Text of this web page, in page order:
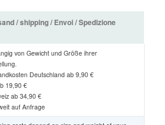
/ shipping / Envoi / Spedizione
von Gewicht und Größe ihrer
Deutschland ab 9,90 €
19,90 €
ab 34,90 €
auf Anfrage